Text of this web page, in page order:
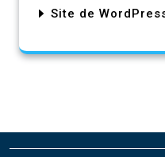
Site de